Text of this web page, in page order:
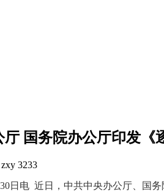
国务院办公厅印发《
zxy 3233
日电 近日，中共中央办公厅、国